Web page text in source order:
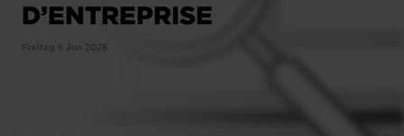
D’ENTREPRISE
Freitag 5 Jun 2026